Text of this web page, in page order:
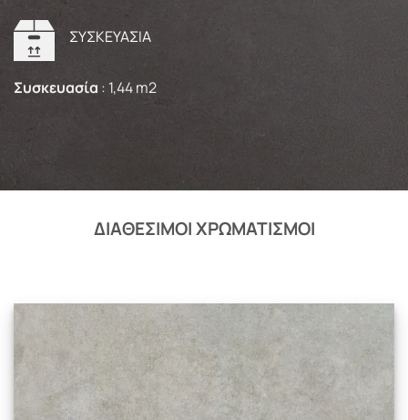
ΣΥΣΚΕΥΑΣΙΑ
Συσκευασία : 1,44 m2
ΔΙΑΘΕΣΙΜΟΙ ΧΡΩΜΑΤΙΣΜΟΙ